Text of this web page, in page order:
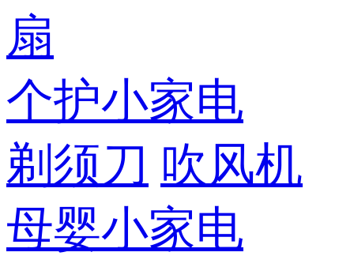
扇
个护小家电
剃须刀 吹风机
母婴小家电